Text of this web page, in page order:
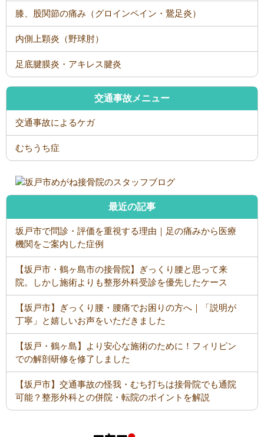
膝、股関節の痛み（グロインペイン・鵞足炎）
内側上顆炎（野球肘）
足底腱膜炎・アキレス腱炎
交通事故メニュー
交通事故によるケガ
むちうち症
最近の記事
坂戸市で問診・評価を重視する理由｜足の痛みから医療
機関をご案内した症例
【坂戸市・鶴ヶ島市の接骨院】ぎっくり腰と思って来
院。しかし施術よりも整形外科受診を優先したケース
【坂戸市】ぎっくり腰・腰痛でお困りの方へ｜「説明が
丁寧」と嬉しいお声をいただきました
【坂戸・鶴ヶ島】より安心な施術のために！フィリピン
での解剖研修を修了しました
【坂戸市】交通事故の怪我・むち打ちは接骨院でも通院
可能？整形外科との併院・転院のポイントを解説